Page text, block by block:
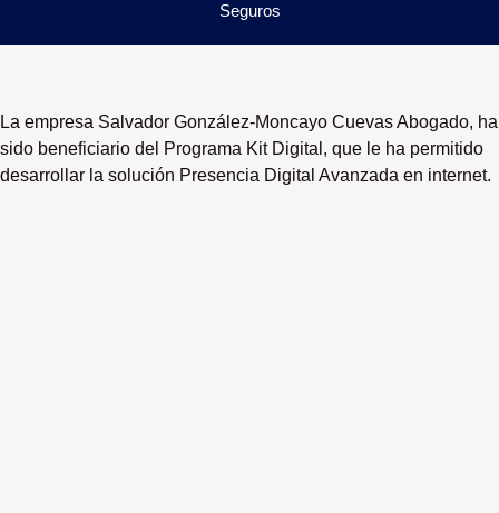
Seguros
La empresa Salvador González-Moncayo Cuevas Abogado, ha
sido beneficiario del Programa Kit Digital, que le ha permitido
desarrollar la solución Presencia Digital Avanzada en internet.